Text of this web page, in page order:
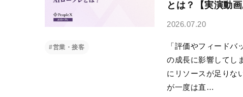
#営業・接客
とは？【実演動画
2026.07.20
「評価やフィード
の成長に影響してし
にリソースが足りな
が一度は直…